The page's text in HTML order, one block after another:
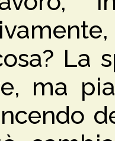
La
ma